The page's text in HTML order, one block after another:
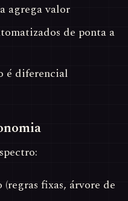
agrega valor
de ponta a
é diferencial
fixas, árvore de